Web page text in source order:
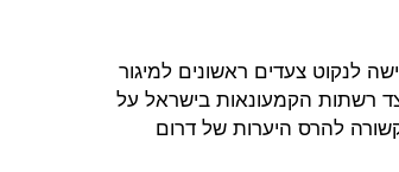
לנקוט צעדים ראשונים למיגור
רשתות הקמעונאות בישראל על
להרס היערות של דרום